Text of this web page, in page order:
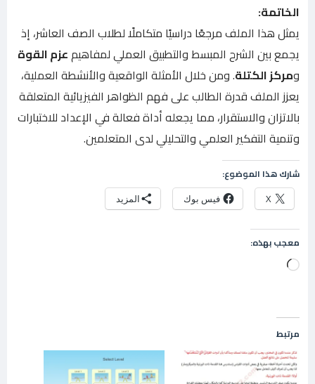
الخاتمة:
يمثل هذا الملف مرجعًا دراسيًا متكاملًا لطلاب الصف العاشر، إذ
يجمع بين الشرح المبسط والتطبيق العملي لمفاهيمعزم القوة
ومركز الكتلة. ومن خلال الأمثلة الواقعية والأنشطة العملية،
يعزز الملف قدرة الطالب على فهم الظواهر الفيزيائية المتعلقة
بالاتزان والاستقرار، مما يجعله أداة فعالة في الإعداد للاختبارات
وتنمية التفكير العلمي والتحليلي لدى المتعلمين.
شارك هذا الموضوع:
X فيس بوك المزيد
معجب بهذه:
جاري
مرتبط